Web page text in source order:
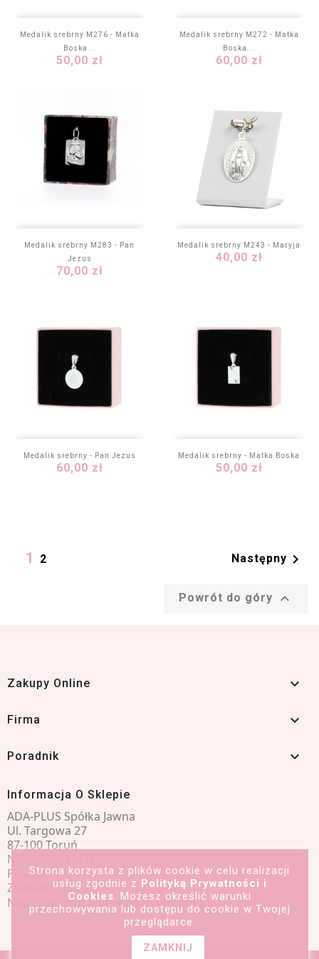
Medalik srebrny M276 - Matka
Boska...
Cena
50,00 zł
Medalik srebrny M272 - Matka
Boska...
Cena
60,00 zł
Medalik srebrny M283 - Pan
Jezus
Cena
70,00 zł
Medalik srebrny M243 - Maryja
Cena
40,00 zł
Medalik srebrny - Pan Jezus
Cena
60,00 zł
Medalik srebrny - Matka Boska
Cena
50,00 zł
1 2 Następny 
Powrót do góry 
Zakupy Online 
Firma 
Poradnik 
Informacja O Sklepie
ADA-PLUS Spółka Jawna
Ul. Targowa 27
87-100 Toruń
NIP: 8792535116
Poland
Zadzwoń do nas:601 491 066
Napisz do nas:kontakt@adasrebro.pl
Strona korzysta z plików cookie w celu realizacji
usług zgodnie z Polityką Prywatności i
Cookies. Możesz określić warunki
przechowywania lub dostępu do cookie w Twojej
przeglądarce.
ZAMKNIJ